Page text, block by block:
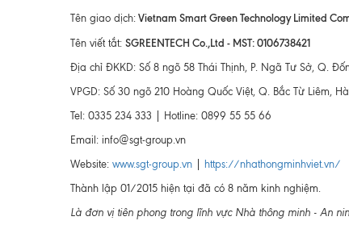
Tên giao dịch: Vietnam Smart Green Technology Limited
Tên viết tắt: SGREENTECH Co.,Ltd - MST: 0106738421
Địa chỉ ĐKKD: Số 8 ngõ 58 Thái Thịnh, P. Ngã Tư Sở, Q.
VPGD: Số 30 ngõ 210 Hoàng Quốc Việt, Q. Bắc Từ Liêm,
Tel: 0335 234 333 | Hotline: 0899 55 55 66
Email: info@sgt-group.vn
Website: www.sgt-group.vn
https://nhathongminhviet.vn/
Thành lập 01/2015 hiện tại đã có 8 năm kinh nghiệm.
Là đơn vị tiên phong trong lĩnh vực Nhà thông minh - An